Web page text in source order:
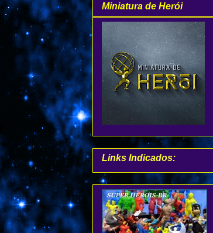
Miniatura de Herói
Links Indicados: